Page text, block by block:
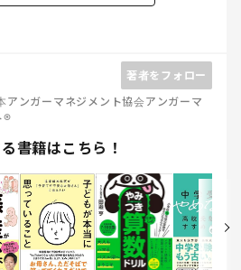
著者をフォロー
アンガーマネジメント協会アンガーマ
®️
書籍はこちら！